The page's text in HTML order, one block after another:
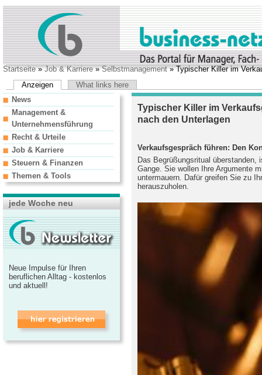
Startseite»Job & Karriere»Selbstmanagement» Typischer Killer im
Anzeigen
What links here
Typischer Killer im
nach den Unterlagen
Verkaufsgespräch führen: Den
Das Begrüßungsritual
Gange. Sie wollen Ihre Argumente
untermauern. Dafür greifen Sie zu
herauszuholen.
News
Management &
Unternehmensführung
Recht & Urteile
Job & Karriere
Steuern & Finanzen
Themen & Tools
jede Woche neu
Neue Impulse für Ihren
beruflichen Alltag - kostenlos
und aktuell!